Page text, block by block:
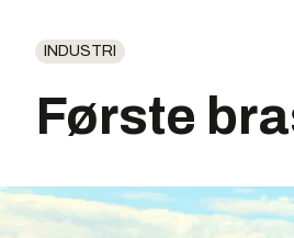
INDUSTRI
Første